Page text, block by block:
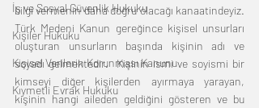
İş ve Sosyal Güvenlik Hukuku
Kişiler Hukuku
Kişisel Verilerin Korunması Kanunu
Kıymetli Evrak Hukuku
bilgi vermenin daha doğru olacağı kanaatindeyiz.
Türk Medeni Kanun gereğince kişisel unsurları
oluşturan unsurların başında kişinin adı ve
soyadı gelmektedir.  Kişinin ismi ve soyismi bir
kimseyi diğer kişilerden ayırmaya yarayan,
kişinin hangi aileden geldiğini gösteren ve bu